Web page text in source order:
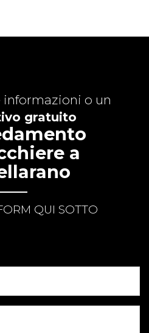
informazioni o un
gratuito
a
QUI SOTTO